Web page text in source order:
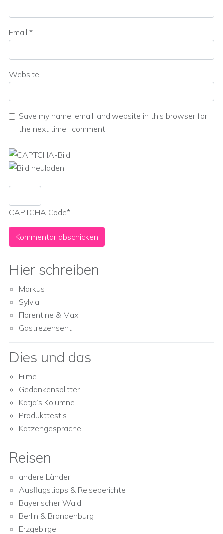
Email *
Website
Save my name, email, and website in this browser for
the next time I comment
CAPTCHA Code*
Hier schreiben
Markus
Sylvia
Florentine & Max
Gastrezensent
Dies und das
Filme
Gedankensplitter
Katja’s Kolumne
Produkttest’s
Katzengespräche
Reisen
andere Länder
Ausflugstipps & Reiseberichte
Bayerischer Wald
Berlin & Brandenburg
Erzgebirge